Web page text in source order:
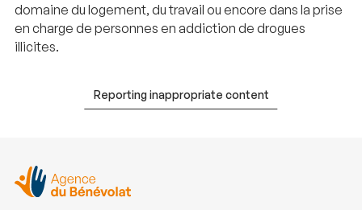
domaine du logement, du travail ou encore dans la prise
en charge de personnes en addiction de drogues
illicites.
Reporting inappropriate content